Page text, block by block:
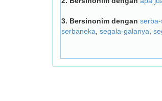
3. Bersinonim dengan
serbaneka segala-galanya